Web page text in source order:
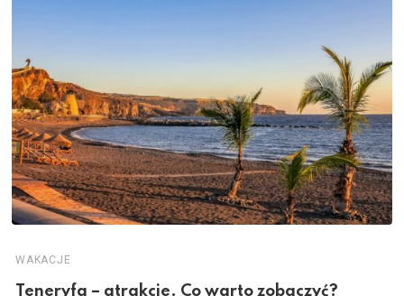
WAKACJE
Teneryfa – atrakcje. Co warto zobaczyć?